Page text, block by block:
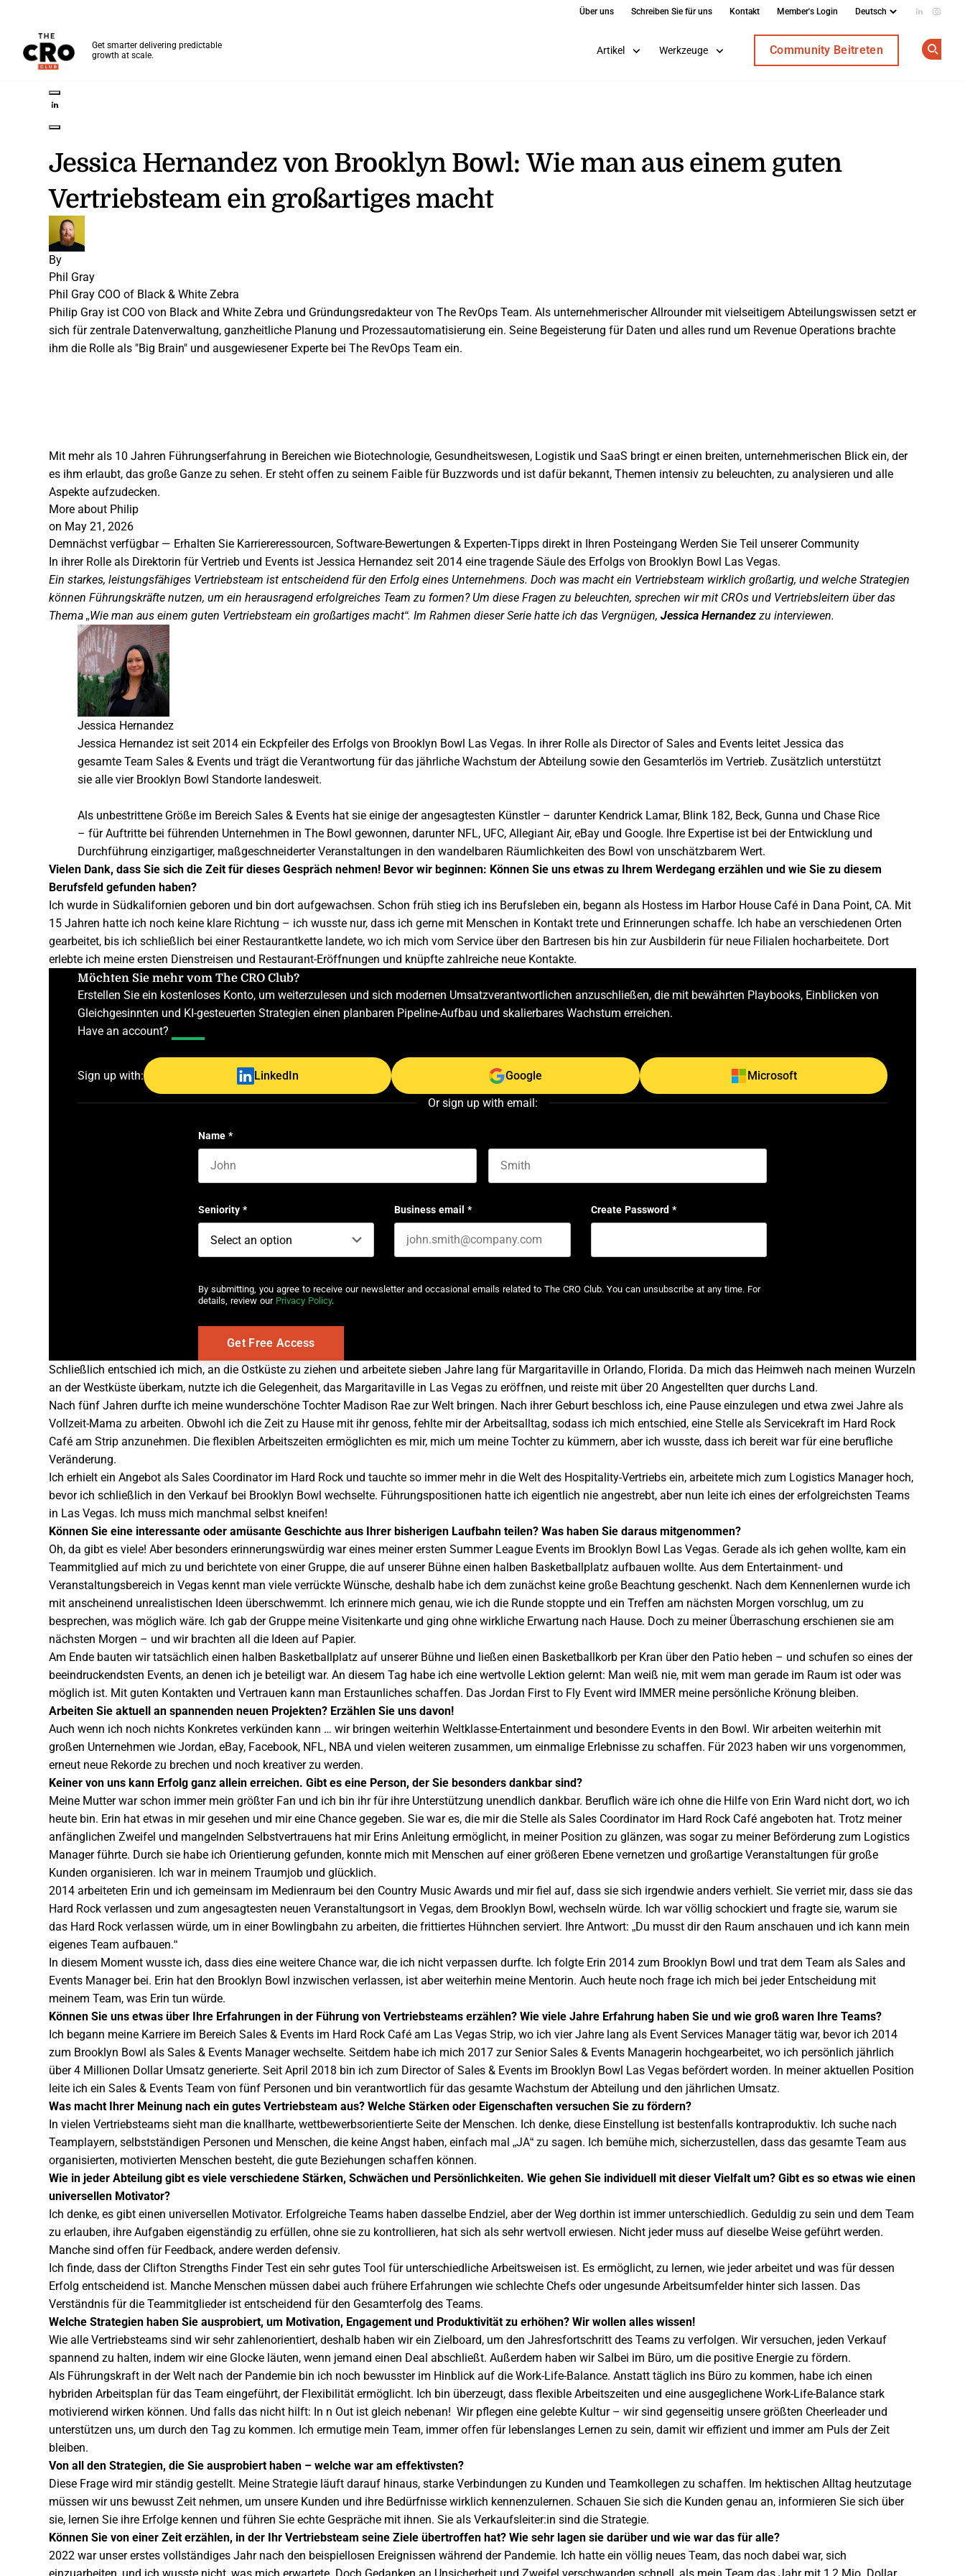
Skip to main content
Über uns Schreiben Sie für uns Kontakt Member's Login Add us
Get smarter delivering predictable
growth at scale.
Artikel Werkzeuge Community Beitreten
Share on Twitter
Jessica Hernandez von Brooklyn Bowl: Wie man aus einem guten
Vertriebsteam ein großartiges macht
By
Phil Gray
Phil Gray COO of Black & White Zebra
Philip Gray ist COO von Black and White Zebra und Gründungsredakteur von The RevOps Team. Als unternehmerischer Allrounder mit vielseitigem Abteilungswissen setzt er
sich für zentrale Datenverwaltung, ganzheitliche Planung und Prozessautomatisierung ein. Seine Begeisterung für Daten und alles rund um Revenue Operations brachte
ihm die Rolle als "Big Brain" und ausgewiesener Experte bei The RevOps Team ein.
Mit mehr als 10 Jahren Führungserfahrung in Bereichen wie Biotechnologie, Gesundheitswesen, Logistik und SaaS bringt er einen breiten, unternehmerischen Blick ein, der
es ihm erlaubt, das große Ganze zu sehen. Er steht offen zu seinem Faible für Buzzwords und ist dafür bekannt, Themen intensiv zu beleuchten, zu analysieren und alle
Aspekte aufzudecken.
More about Philip
on May 21, 2026
Demnächst verfügbar — Erhalten Sie Karriereressourcen, Software-Bewertungen & Experten-Tipps direkt in Ihren Posteingang Werden Sie Teil unserer Community
In ihrer Rolle als Direktorin für Vertrieb und Events ist Jessica Hernandez seit 2014 eine tragende Säule des Erfolgs von Brooklyn Bowl Las Vegas.
Ein starkes, leistungsfähiges Vertriebsteam ist entscheidend für den Erfolg eines Unternehmens. Doch was macht ein Vertriebsteam wirklich großartig, und welche Strategien
können Führungskräfte nutzen, um ein herausragend erfolgreiches Team zu formen? Um diese Fragen zu beleuchten, sprechen wir mit CROs und Vertriebsleitern über das
Thema „Wie man aus einem guten Vertriebsteam ein großartiges macht“. Im Rahmen dieser Serie hatte ich das Vergnügen, Jessica Hernandez zu interviewen.
Jessica Hernandez
Jessica Hernandez ist seit 2014 ein Eckpfeiler des Erfolgs von Brooklyn Bowl Las Vegas. In ihrer Rolle als Director of Sales and Events leitet Jessica das
gesamte Team Sales & Events und trägt die Verantwortung für das jährliche Wachstum der Abteilung sowie den Gesamterlös im Vertrieb. Zusätzlich unterstützt
sie alle vier Brooklyn Bowl Standorte landesweit.
Als unbestrittene Größe im Bereich Sales & Events hat sie einige der angesagtesten Künstler – darunter Kendrick Lamar, Blink 182, Beck, Gunna und Chase Rice
– für Auftritte bei führenden Unternehmen in The Bowl gewonnen, darunter NFL, UFC, Allegiant Air, eBay und Google. Ihre Expertise ist bei der Entwicklung und
Durchführung einzigartiger, maßgeschneiderter Veranstaltungen in den wandelbaren Räumlichkeiten des Bowl von unschätzbarem Wert.
Vielen Dank, dass Sie sich die Zeit für dieses Gespräch nehmen! Bevor wir beginnen: Können Sie uns etwas zu Ihrem Werdegang erzählen und wie Sie zu diesem
Berufsfeld gefunden haben?
Ich wurde in Südkalifornien geboren und bin dort aufgewachsen. Schon früh stieg ich ins Berufsleben ein, begann als Hostess im Harbor House Café in Dana Point, CA. Mit
15 Jahren hatte ich noch keine klare Richtung – ich wusste nur, dass ich gerne mit Menschen in Kontakt trete und Erinnerungen schaffe. Ich habe an verschiedenen Orten
gearbeitet, bis ich schließlich bei einer Restaurantkette landete, wo ich mich vom Service über den Bartresen bis hin zur Ausbilderin für neue Filialen hocharbeitete. Dort
erlebte ich meine ersten Dienstreisen und Restaurant-Eröffnungen und knüpfte zahlreiche neue Kontakte.
Möchten Sie mehr vom The CRO Club?
Erstellen Sie ein kostenloses Konto, um weiterzulesen und sich modernen Umsatzverantwortlichen anzuschließen, die mit bewährten Playbooks, Einblicken von
Gleichgesinnten und KI-gesteuerten Strategien einen planbaren Pipeline-Aufbau und skalierbares Wachstum erreichen.
Have an account?
Sign up with: LinkedIn Google Microsoft
Or sign up with email:
Name *
Seniority * Business email * Create Password *
By submitting, you agree to receive our newsletter and occasional emails related to The CRO Club. You can unsubscribe at any time. For
details, review our Privacy Policy.
Schließlich entschied ich mich, an die Ostküste zu ziehen und arbeitete sieben Jahre lang für Margaritaville in Orlando, Florida. Da mich das Heimweh nach meinen Wurzeln
an der Westküste überkam, nutzte ich die Gelegenheit, das Margaritaville in Las Vegas zu eröffnen, und reiste mit über 20 Angestellten quer durchs Land.
Nach fünf Jahren durfte ich meine wunderschöne Tochter Madison Rae zur Welt bringen. Nach ihrer Geburt beschloss ich, eine Pause einzulegen und etwa zwei Jahre als
Vollzeit-Mama zu arbeiten. Obwohl ich die Zeit zu Hause mit ihr genoss, fehlte mir der Arbeitsalltag, sodass ich mich entschied, eine Stelle als Servicekraft im Hard Rock
Café am Strip anzunehmen. Die flexiblen Arbeitszeiten ermöglichten es mir, mich um meine Tochter zu kümmern, aber ich wusste, dass ich bereit war für eine berufliche
Veränderung.
Ich erhielt ein Angebot als Sales Coordinator im Hard Rock und tauchte so immer mehr in die Welt des Hospitality-Vertriebs ein, arbeitete mich zum Logistics Manager hoch,
bevor ich schließlich in den Verkauf bei Brooklyn Bowl wechselte. Führungspositionen hatte ich eigentlich nie angestrebt, aber nun leite ich eines der erfolgreichsten Teams
in Las Vegas. Ich muss mich manchmal selbst kneifen!
Können Sie eine interessante oder amüsante Geschichte aus Ihrer bisherigen Laufbahn teilen? Was haben Sie daraus mitgenommen?
Oh, da gibt es viele! Aber besonders erinnerungswürdig war eines meiner ersten Summer League Events im Brooklyn Bowl Las Vegas. Gerade als ich gehen wollte, kam ein
Teammitglied auf mich zu und berichtete von einer Gruppe, die auf unserer Bühne einen halben Basketballplatz aufbauen wollte. Aus dem Entertainment- und
Veranstaltungsbereich in Vegas kennt man viele verrückte Wünsche, deshalb habe ich dem zunächst keine große Beachtung geschenkt. Nach dem Kennenlernen wurde ich
mit anscheinend unrealistischen Ideen überschwemmt. Ich erinnere mich genau, wie ich die Runde stoppte und ein Treffen am nächsten Morgen vorschlug, um zu
besprechen, was möglich wäre. Ich gab der Gruppe meine Visitenkarte und ging ohne wirkliche Erwartung nach Hause. Doch zu meiner Überraschung erschienen sie am
nächsten Morgen – und wir brachten all die Ideen auf Papier.
Am Ende bauten wir tatsächlich einen halben Basketballplatz auf unserer Bühne und ließen einen Basketballkorb per Kran über den Patio heben – und schufen so eines der
beeindruckendsten Events, an denen ich je beteiligt war. An diesem Tag habe ich eine wertvolle Lektion gelernt: Man weiß nie, mit wem man gerade im Raum ist oder was
möglich ist. Mit guten Kontakten und Vertrauen kann man Erstaunliches schaffen. Das Jordan First to Fly Event wird IMMER meine persönliche Krönung bleiben.
Arbeiten Sie aktuell an spannenden neuen Projekten? Erzählen Sie uns davon!
Auch wenn ich noch nichts Konkretes verkünden kann … wir bringen weiterhin Weltklasse-Entertainment und besondere Events in den Bowl. Wir arbeiten weiterhin mit
großen Unternehmen wie Jordan, eBay, Facebook, NFL, NBA und vielen weiteren zusammen, um einmalige Erlebnisse zu schaffen. Für 2023 haben wir uns vorgenommen,
erneut neue Rekorde zu brechen und noch kreativer zu werden.
Keiner von uns kann Erfolg ganz allein erreichen. Gibt es eine Person, der Sie besonders dankbar sind?
Meine Mutter war schon immer mein größter Fan und ich bin ihr für ihre Unterstützung unendlich dankbar. Beruflich wäre ich ohne die Hilfe von Erin Ward nicht dort, wo ich
heute bin. Erin hat etwas in mir gesehen und mir eine Chance gegeben. Sie war es, die mir die Stelle als Sales Coordinator im Hard Rock Café angeboten hat. Trotz meiner
anfänglichen Zweifel und mangelnden Selbstvertrauens hat mir Erins Anleitung ermöglicht, in meiner Position zu glänzen, was sogar zu meiner Beförderung zum Logistics
Manager führte. Durch sie habe ich Orientierung gefunden, konnte mich mit Menschen auf einer größeren Ebene vernetzen und großartige Veranstaltungen für große
Kunden organisieren. Ich war in meinem Traumjob und glücklich.
2014 arbeiteten Erin und ich gemeinsam im Medienraum bei den Country Music Awards und mir fiel auf, dass sie sich irgendwie anders verhielt. Sie verriet mir, dass sie das
Hard Rock verlassen und zum angesagtesten neuen Veranstaltungsort in Vegas, dem Brooklyn Bowl, wechseln würde. Ich war völlig schockiert und fragte sie, warum sie
das Hard Rock verlassen würde, um in einer Bowlingbahn zu arbeiten, die frittiertes Hühnchen serviert. Ihre Antwort: „Du musst dir den Raum anschauen und ich kann mein
eigenes Team aufbauen.“
In diesem Moment wusste ich, dass dies eine weitere Chance war, die ich nicht verpassen durfte. Ich folgte Erin 2014 zum Brooklyn Bowl und trat dem Team als Sales and
Events Manager bei. Erin hat den Brooklyn Bowl inzwischen verlassen, ist aber weiterhin meine Mentorin. Auch heute noch frage ich mich bei jeder Entscheidung mit
meinem Team, was Erin tun würde.
Können Sie uns etwas über Ihre Erfahrungen in der Führung von Vertriebsteams erzählen? Wie viele Jahre Erfahrung haben Sie und wie groß waren Ihre Teams?
Ich begann meine Karriere im Bereich Sales & Events im Hard Rock Café am Las Vegas Strip, wo ich vier Jahre lang als Event Services Manager tätig war, bevor ich 2014
zum Brooklyn Bowl als Sales & Events Manager wechselte. Seitdem habe ich mich 2017 zur Senior Sales & Events Managerin hochgearbeitet, wo ich persönlich jährlich
über 4 Millionen Dollar Umsatz generierte. Seit April 2018 bin ich zum Director of Sales & Events im Brooklyn Bowl Las Vegas befördert worden. In meiner aktuellen Position
leite ich ein Sales & Events Team von fünf Personen und bin verantwortlich für das gesamte Wachstum der Abteilung und den jährlichen Umsatz.
Was macht Ihrer Meinung nach ein gutes Vertriebsteam aus? Welche Stärken oder Eigenschaften versuchen Sie zu fördern?
In vielen Vertriebsteams sieht man die knallharte, wettbewerbsorientierte Seite der Menschen. Ich denke, diese Einstellung ist bestenfalls kontraproduktiv. Ich suche nach
Teamplayern, selbstständigen Personen und Menschen, die keine Angst haben, einfach mal „JA“ zu sagen. Ich bemühe mich, sicherzustellen, dass das gesamte Team aus
organisierten, motivierten Menschen besteht, die gute Beziehungen schaffen können.
Wie in jeder Abteilung gibt es viele verschiedene Stärken, Schwächen und Persönlichkeiten. Wie gehen Sie individuell mit dieser Vielfalt um? Gibt es so etwas wie einen
universellen Motivator?
Ich denke, es gibt einen universellen Motivator. Erfolgreiche Teams haben dasselbe Endziel, aber der Weg dorthin ist immer unterschiedlich. Geduldig zu sein und dem Team
zu erlauben, ihre Aufgaben eigenständig zu erfüllen, ohne sie zu kontrollieren, hat sich als sehr wertvoll erwiesen. Nicht jeder muss auf dieselbe Weise geführt werden.
Manche sind offen für Feedback, andere werden defensiv.
Ich finde, dass der Clifton Strengths Finder Test ein sehr gutes Tool für unterschiedliche Arbeitsweisen ist. Es ermöglicht, zu lernen, wie jeder arbeitet und was für dessen
Erfolg entscheidend ist. Manche Menschen müssen dabei auch frühere Erfahrungen wie schlechte Chefs oder ungesunde Arbeitsumfelder hinter sich lassen. Das
Verständnis für die Teammitglieder ist entscheidend für den Gesamterfolg des Teams.
Welche Strategien haben Sie ausprobiert, um Motivation, Engagement und Produktivität zu erhöhen? Wir wollen alles wissen!
Wie alle Vertriebsteams sind wir sehr zahlenorientiert, deshalb haben wir ein Zielboard, um den Jahresfortschritt des Teams zu verfolgen. Wir versuchen, jeden Verkauf
spannend zu halten, indem wir eine Glocke läuten, wenn jemand einen Deal abschließt. Außerdem haben wir Salbei im Büro, um die positive Energie zu fördern.
Als Führungskraft in der Welt nach der Pandemie bin ich noch bewusster im Hinblick auf die Work-Life-Balance. Anstatt täglich ins Büro zu kommen, habe ich einen
hybriden Arbeitsplan für das Team eingeführt, der Flexibilität ermöglicht. Ich bin überzeugt, dass flexible Arbeitszeiten und eine ausgeglichene Work-Life-Balance stark
motivierend wirken können. Und falls das nicht hilft: In n Out ist gleich nebenan! Wir pflegen eine gelebte Kultur – wir sind gegenseitig unsere größten Cheerleader und
unterstützen uns, um durch den Tag zu kommen. Ich ermutige mein Team, immer offen für lebenslanges Lernen zu sein, damit wir effizient und immer am Puls der Zeit
bleiben.
Von all den Strategien, die Sie ausprobiert haben – welche war am effektivsten?
Diese Frage wird mir ständig gestellt. Meine Strategie läuft darauf hinaus, starke Verbindungen zu Kunden und Teamkollegen zu schaffen. Im hektischen Alltag heutzutage
müssen wir uns bewusst Zeit nehmen, um unsere Kunden und ihre Bedürfnisse wirklich kennenzulernen. Schauen Sie sich die Kunden genau an, informieren Sie sich über
sie, lernen Sie ihre Erfolge kennen und führen Sie echte Gespräche mit ihnen. Sie als Verkaufsleiter:in sind die Strategie.
Können Sie von einer Zeit erzählen, in der Ihr Vertriebsteam seine Ziele übertroffen hat? Wie sehr lagen sie darüber und wie war das für alle?
2022 war unser erstes vollständiges Jahr nach den beispiellosen Ereignissen während der Pandemie. Ich hatte ein völlig neues Team, das noch dabei war, sich
einzuarbeiten, und ich wusste nicht, was mich erwartete. Doch Gedanken an Unsicherheit und Zweifel verschwanden schnell, als mein Team das Jahr mit 1,2 Mio. Dollar